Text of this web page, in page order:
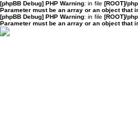
[phpBB Debug] PHP Warning: in file [ROOT]/
Parameter must be an array or an object that
[phpBB Debug] PHP Warning: in file [ROOT]/
Parameter must be an array or an object that